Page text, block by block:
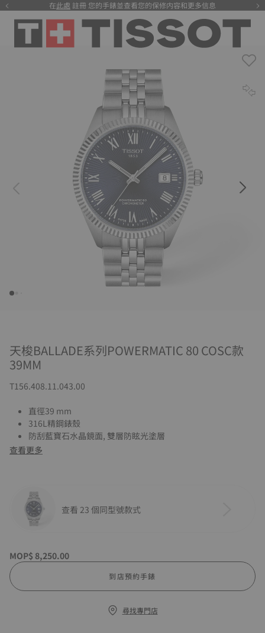
在此處 註冊 您的手錶並查看您的保修内容和更多信息
注册
天梭BALLADE系列POWERMATIC 80 COSC款
39MM
T156.408.11.043.00
直徑39 mm
316L精鋼錶殼
防刮藍寶石水晶鏡面, 雙層防眩光塗層
查看更多
查看 23 個同型號款式
MOP$ 8,250.00
到店預約手錶
尋找專門店